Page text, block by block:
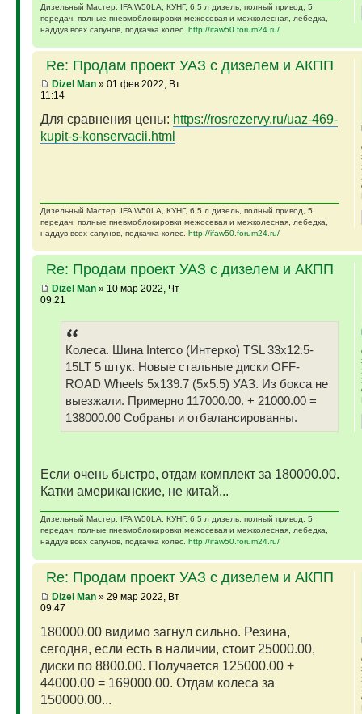
Дизельный Мастер. IFA W50LA, КУНГ, 6,5 л дизель, полный привод, 5
передач, полные пневмоблокировки межосевая и межколесная, лебедка,
наддув всех сапунов, подкачка колес. http://ifaw50.forum24.ru/
Re: Продам проект УАЗ с дизелем и АКПП
Dizel Man» 01 фев 2022, Вт
11:14
Для сравнения цены: https://rosrezervy.ru/uaz-469-
kupit-s-konservacii.html
Дизельный Мастер. IFA W50LA, КУНГ, 6,5 л дизель, полный привод, 5
передач, полные пневмоблокировки межосевая и межколесная, лебедка,
наддув всех сапунов, подкачка колес. http://ifaw50.forum24.ru/
Re: Продам проект УАЗ с дизелем и АКПП
Dizel Man» 10 мар 2022, Чт
09:21
Колеса. Шина Interco (Интерко) TSL 33x12.5-
15LT 5 штук. Новые стальные диски OFF-
ROAD Wheels 5x139.7 (5x5.5) УАЗ. Из бокса не
выезжали. Примерно 117000.00. + 21000.00 =
138000.00 Собраны и отбалансированны.
Если очень быстро, отдам комплект за 180000.00.
Катки американские, не китай...
Дизельный Мастер. IFA W50LA, КУНГ, 6,5 л дизель, полный привод, 5
передач, полные пневмоблокировки межосевая и межколесная, лебедка,
наддув всех сапунов, подкачка колес. http://ifaw50.forum24.ru/
Re: Продам проект УАЗ с дизелем и АКПП
Dizel Man» 29 мар 2022, Вт
09:47
180000.00 видимо загнул сильно. Резина,
сегодня, если есть в наличии, стоит 25000.00,
диски по 8800.00. Получается 125000.00 +
44000.00 = 169000.00. Отдам колеса за
150000.00...